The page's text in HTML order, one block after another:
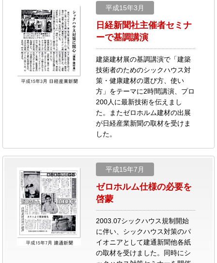
平成15年3月
日経新聞社主催者セミナ
ーで基調講演
建築建材展の基調講演で「建築
技術者のためのシックハウス対
策・健康建材の選び方、使い
方」をテーマに2時間講演、プロ
200人に最新技術を伝えまし
た。またゼロホルム建材の出展
が日経産業新聞の取材を受けま
した。
平成15年7月
ゼロホルム仕様の必要を
啓蒙
2003.07シックハウス規制開始
に伴い、シックハウス対策のパ
イオニアとして建通新聞他各紙
の取材を受けました。同時にシ